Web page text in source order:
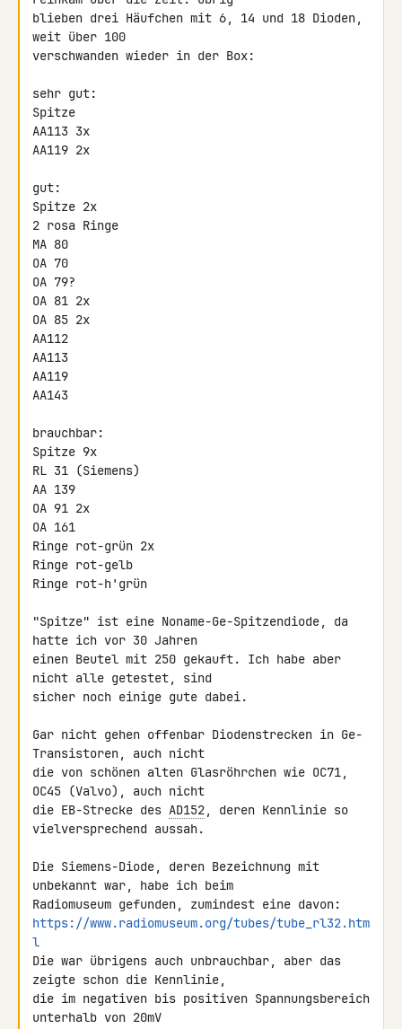
blieben drei Häufchen mit 6, 14 und 18 Dioden,
weit über 100
verschwanden wieder in der Box:
sehr gut:
Spitze
AA113 3x
AA119 2x
gut:
Spitze 2x
2 rosa Ringe
MA 80
OA 70
OA 79?
OA 81 2x
OA 85 2x
AA112
AA113
AA119
AA143
brauchbar:
Spitze 9x
RL 31 (Siemens)
AA 139
OA 91 2x
OA 161
Ringe rot-grün 2x
Ringe rot-gelb
Ringe rot-h'grün
"Spitze" ist eine Noname-Ge-Spitzendiode, da
hatte ich vor 30 Jahren
einen Beutel mit 250 gekauft. Ich habe aber
nicht alle getestet, sind
sicher noch einige gute dabei.
Gar nicht gehen offenbar Diodenstrecken in Ge-
Transistoren, auch nicht
die von schönen alten Glasröhrchen wie OC71,
OC45 (Valvo), auch nicht
die EB-Strecke des AD152, deren Kennlinie so
vielversprechend aussah.
Die Siemens-Diode, deren Bezeichnung mit
unbekannt war, habe ich beim
https://www.radiomuseum.org/tubes/tube_rl32.htm
l
Die war übrigens auch unbrauchbar, aber das
zeigte schon die Kennlinie,
die im negativen bis positiven Spannungsbereich
unterhalb von 20mV